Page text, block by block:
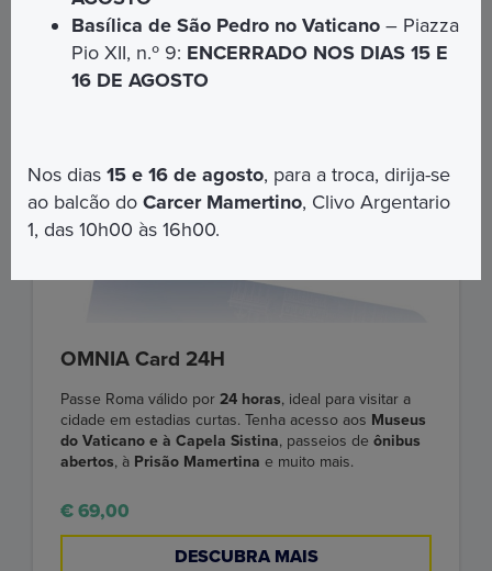
OMNIA Card 24H
Passe Roma válido por 24 horas, ideal para visitar a
cidade em estadias curtas. Tenha acesso aos Museus
do Vaticano e à Capela Sistina, passeios de ônibus
abertos, à Prisão Mamertina e muito mais.
€ 69,00
DESCUBRA MAIS
Basílica de São Pedro no Vaticano – Piazza
Pio XII, n.º 9: ENCERRADO NOS DIAS 15 E
16 DE AGOSTO
Nos dias15 e 16 de agosto, para a troca, dirija-se
ao balcão doCarcer Mamertino, Clivo Argentario
1, das 10h00 às 16h00.